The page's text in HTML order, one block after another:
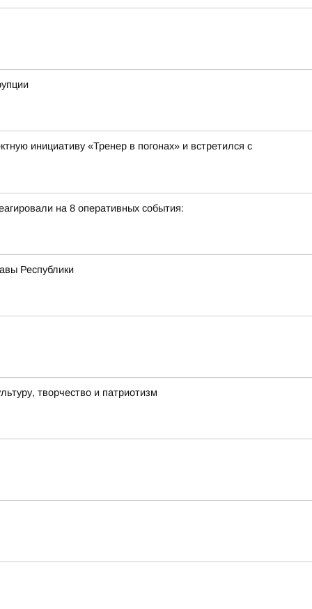
инициативу «Тренер в погонах» и встретился с
на 8 оперативных события:
Республики
творчество и патриотизм